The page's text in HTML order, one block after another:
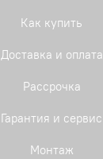
Как купить
Доставка и оплата
Рассрочка
Гарантия и сервис
Монтаж